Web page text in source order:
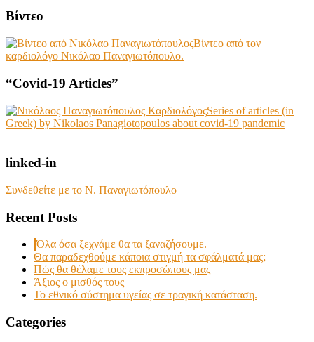
Βίντεο
Βίντεο από τον
καρδιολόγο Νικόλαο Παναγιωτόπουλο.
“Covid-19 Articles”
Series of articles (in
Greek) by Nikolaos Panagiotopoulos about covid-19 pandemic
linked-in
Συνδεθείτε με το Ν. Παναγιωτόπουλο
Recent Posts
Όλα όσα ξεχνάμε θα τα ξαναζήσουμε.
Θα παραδεχθούμε κάποια στιγμή τα σφάλματά μας;
Πώς θα θέλαμε τους εκπροσώπους μας
Άξιος ο μισθός τους
Το εθνικό σύστημα υγείας σε τραγική κατάσταση.
Categories